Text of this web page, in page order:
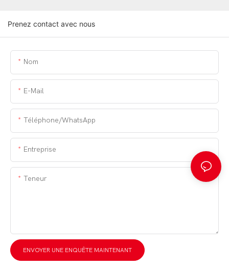
Prenez contact avec nous
Nom
E-Mail
Téléphone/WhatsApp
Entreprise
Teneur
ENVOYER UNE ENQUÊTE MAINTENANT